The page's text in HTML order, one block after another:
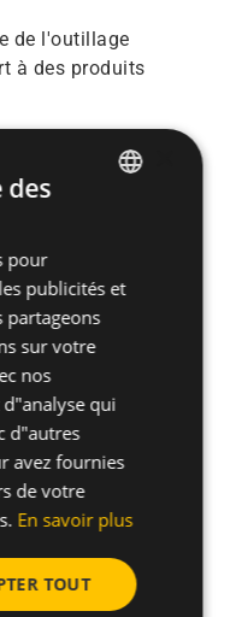
de l'outillage
à des produits
nous pour
arrow_back 1/3
des
pour
publicités et
partageons
sur votre
nos
qui
d"autres
avez fournies
de votre
En savoir plus
TOUT